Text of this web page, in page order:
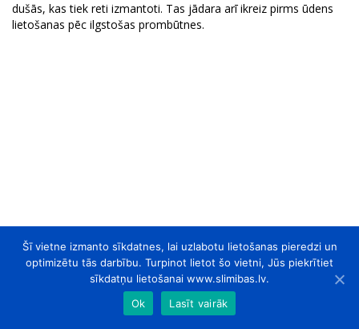
dušās, kas tiek reti izmantoti. Tas jādara arī ikreiz pirms ūdens
lietošanas pēc ilgstošas prombūtnes.
Šī vietne izmanto sīkdatnes, lai uzlabotu lietošanas pieredzi un
optimizētu tās darbību. Turpinot lietot šo vietni, Jūs piekrītiet
sīkdatņu lietošanai www.slimibas.lv.
Ok
Lasīt vairāk